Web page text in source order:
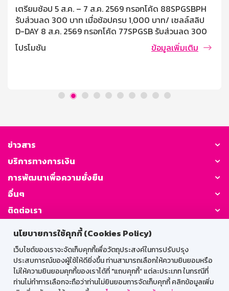
นโยบายการใช้คุกกี้ (Cookies Policy)
เว็บไซต์ของเราจะจัดเก็บคุกกี้เพื่อวัตถุประสงค์ในการปรับปรุง
ประสบการณ์ของผู้ใช้ให้ดียิ่งขึ้น ท่านสามารถเลือกให้ความยินยอมหรือ
ไม่ให้ความยินยอมคุกกี้ของเราได้ที่ "แถบคุกกี้” แต่ละประเภท ในกรณีที่
ท่านไม่ทำการเลือกจะถือว่าท่านไม่ยินยอมการจัดเก็บคุกกี้ คลิกข้อมูลเพิ่ม
เตรียมช้อป 5 ส.ค. – 7 ส.ค. 2569 กรอกโค้ด 88SPGSBPH
รับส่วนลด 300 บาท เมื่อช้อปครบ 1,000 บาท/ เซลล์สลิป
D-DAY 8 ส.ค. 2569 กรอกโค้ด 77SPGSB รับส่วนลด 300
บาท เมื่อช้อปครบ 1,000 บาท/ เซลล์ซสลิป เงื่อนไขและข้อ
กำหนด โค้ดส่วนลด 300 บาท เมื่อมียอดใช้จ่ายผ่านบัตร
โค้ด ตลอดรายการ) จำกัด [...]
โปรโมชัน ข้อมูลเพิ่มเติม
ข่าวสาร
บริการทางการเงิน
การพัฒนาเพื่อความยั่งยืน
อื่นๆ
ติดต่อเรา
GSB Society:
สำหรับพนักงาน